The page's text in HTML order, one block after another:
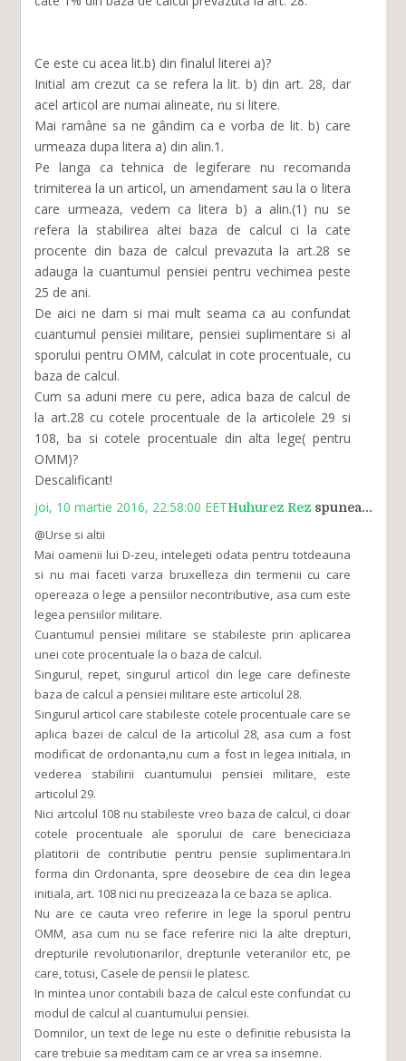
Ce este cu acea lit.b) din finalul literei a)?
Initial am crezut ca se refera la lit. b) din art. 28, dar
acel articol are numai alineate, nu si litere.
Mai ramâne sa ne gândim ca e vorba de lit. b) care
urmeaza dupa litera a) din alin.1.
Pe langa ca tehnica de legiferare nu recomanda
trimiterea la un articol, un amendament sau la o litera
care urmeaza, vedem ca litera b) a alin.(1) nu se
refera la stabilirea altei baza de calcul ci la cate
procente din baza de calcul prevazuta la art.28 se
adauga la cuantumul pensiei pentru vechimea peste
25 de ani.
De aici ne dam si mai mult seama ca au confundat
cuantumul pensiei militare, pensiei suplimentare si al
sporului pentru OMM, calculat in cote procentuale, cu
baza de calcul.
Cum sa aduni mere cu pere, adica baza de calcul de
la art.28 cu cotele procentuale de la articolele 29 si
108, ba si cotele procentuale din alta lege( pentru
OMM)?
Descalificant!
joi, 10 martie 2016, 22:58:00 EETHuhurez Rez spunea...
@Urse si altii
Mai oamenii lui D-zeu, intelegeti odata pentru totdeauna
si nu mai faceti varza bruxelleza din termenii cu care
opereaza o lege a pensiilor necontributive, asa cum este
legea pensiilor militare.
Cuantumul pensiei militare se stabileste prin aplicarea
unei cote procentuale la o baza de calcul.
Singurul, repet, singurul articol din lege care defineste
baza de calcul a pensiei militare este articolul 28.
Singurul articol care stabileste cotele procentuale care se
aplica bazei de calcul de la articolul 28, asa cum a fost
modificat de ordonanta,nu cum a fost in legea initiala, in
vederea stabilirii cuantumului pensiei militare, este
articolul 29.
Nici artcolul 108 nu stabileste vreo baza de calcul, ci doar
cotele procentuale ale sporului de care beneciciaza
platitorii de contributie pentru pensie suplimentara.In
forma din Ordonanta, spre deosebire de cea din legea
initiala, art. 108 nici nu precizeaza la ce baza se aplica.
Nu are ce cauta vreo referire in lege la sporul pentru
OMM, asa cum nu se face referire nici la alte drepturi,
drepturile revolutionarilor, drepturile veteranilor etc, pe
care, totusi, Casele de pensii le platesc.
In mintea unor contabili baza de calcul este confundat cu
modul de calcul al cuantumului pensiei.
Domnilor, un text de lege nu este o definitie rebusista la
care trebuie sa meditam cam ce ar vrea sa insemne.